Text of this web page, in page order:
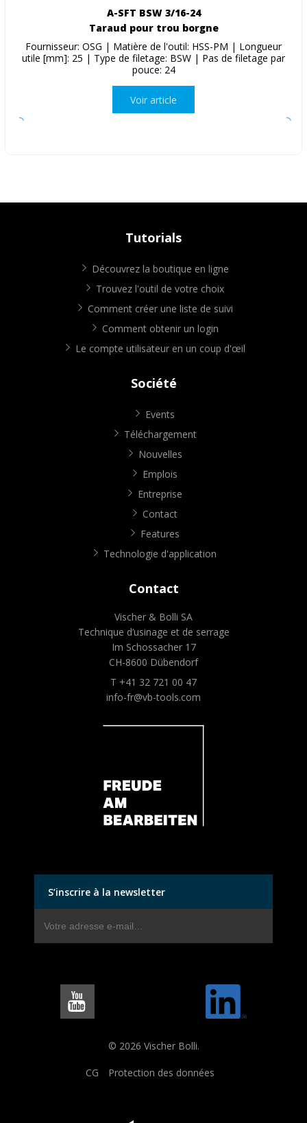
A-SFT BSW 3/16-24
Taraud pour trou borgne
Fournisseur: OSG | Matière de l'outil: HSS-PM | Longueur
utile [mm]: 25 | Type de filetage: BSW | Pas de filetage par
pouce: 24
Voir article
Tutorials
Découvrez la boutique en ligne
Trouvez l'outil de votre choix
Comment créer une liste de suivi
Comment obtenir un login
Le compte utilisateur en un coup d'œil
Société
Events
Téléchargement
Nouvelles
Emplois
Entreprise
Contact
Features
Technologie d'application
Contact
Vischer & Bolli SA
Technique d’usinage et de serrage
Im Schossacher 17
CH-8600 Dübendorf
T +41 32 721 00 47
info-fr@vb-tools.com
S’inscrire à la newsletter
© 2026 Vischer Bolli.
CG Protection des données